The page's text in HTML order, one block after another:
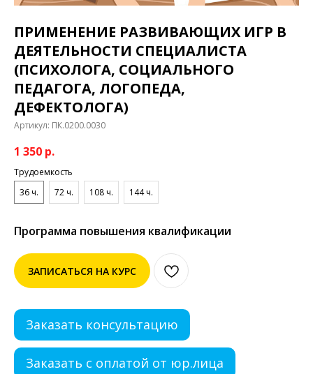
ПРИМЕНЕНИЕ РАЗВИВАЮЩИХ ИГР В
ДЕЯТЕЛЬНОСТИ СПЕЦИАЛИСТА
(ПСИХОЛОГА, СОЦИАЛЬНОГО
ПЕДАГОГА, ЛОГОПЕДА,
ДЕФЕКТОЛОГА)
Артикул: ПК.0200.0030
1 350 р.
Трудоемкость
36 ч.
72 ч. 108 ч. 144 ч.
Программа повышения квалификации
ЗАПИСАТЬСЯ НА КУРС
Заказать консультацию
Заказать с оплатой от юр.лица